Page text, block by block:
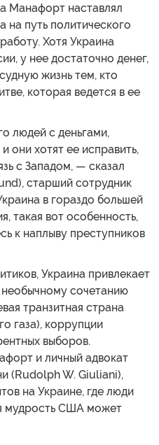
Манафорт наставлял
на путь политического
Хотя Украина
у нее достаточно денег,
жизнь тем, кто
которая ведется в ее
людей с деньгами,
они хотят ее исправить,
с Западом, — сказал
старший сотрудник
в гораздо большей
такая вот особенность,
к наплыву преступников
Украина привлекает
сочетанию
транзитная страна
газа), коррупции
выборов.
и личный адвокат
(Rudolph W. Giuliani),
на Украине, где люди
мудрость США может